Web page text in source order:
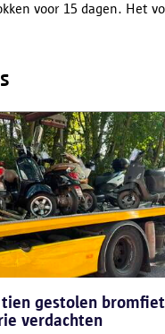
voor 15 dagen. Het
gestolen
verdachten